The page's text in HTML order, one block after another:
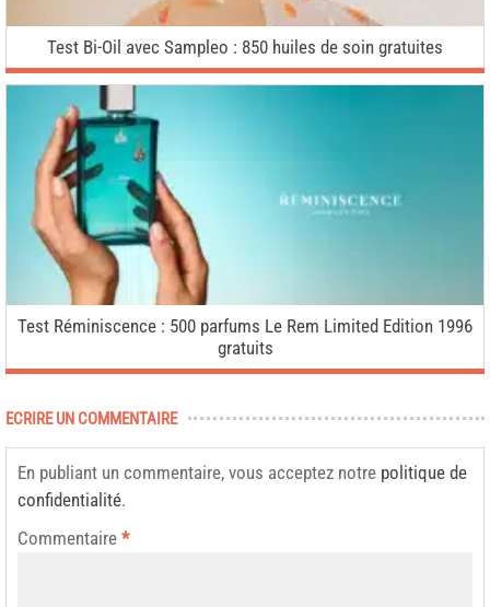
Test Bi-Oil avec Sampleo : 850 huiles de soin gratuites
Test Réminiscence : 500 parfums Le Rem Limited Edition 1996
gratuits
ECRIRE UN COMMENTAIRE
En publiant un commentaire, vous acceptez notre politique de
confidentialité.
Commentaire *